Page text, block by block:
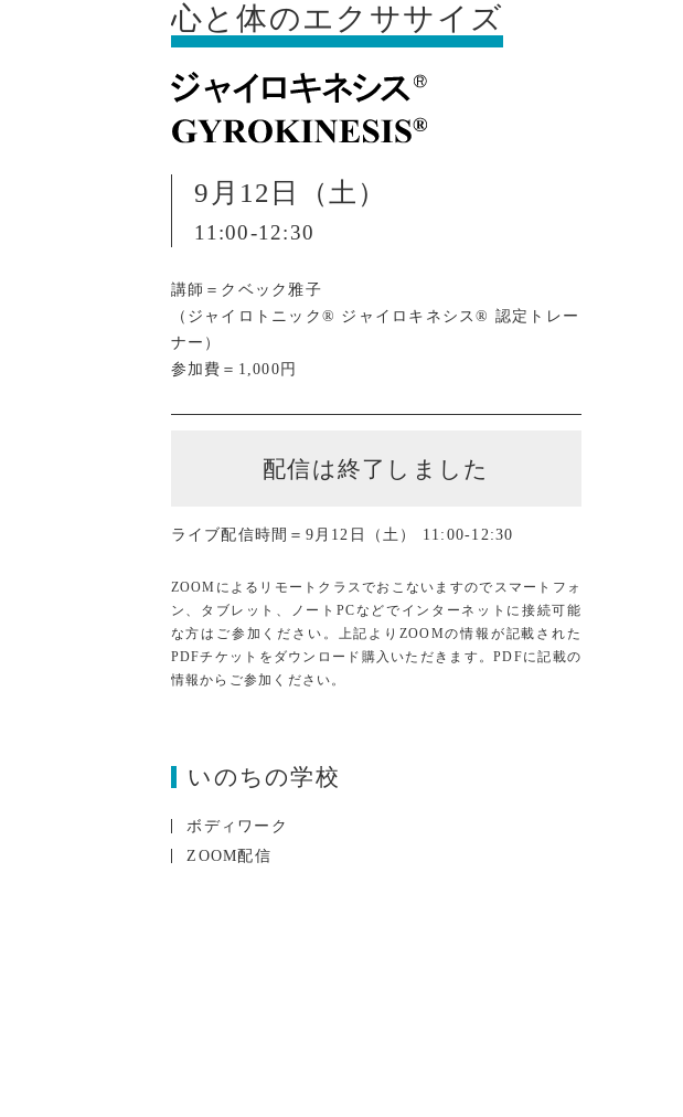
心と体のエクササイズ
9月12日（土）
11:00-12:30
講師＝クベック雅子
（ジャイロトニック® ジャイロキネシス® 認定トレー
ナー）
参加費＝1,000円
配信は終了しました
ライブ配信時間＝9月12日（土） 11:00-12:30
ZOOMによるリモートクラスでおこないますのでスマートフォ
ン、タブレット、ノートPCなどでインターネットに接続可能
な方はご参加ください。上記よりZOOMの情報が記載された
PDFチケットをダウンロード購入いただきます。PDFに記載の
情報からご参加ください。
いのちの学校
ボディワーク
ZOOM配信